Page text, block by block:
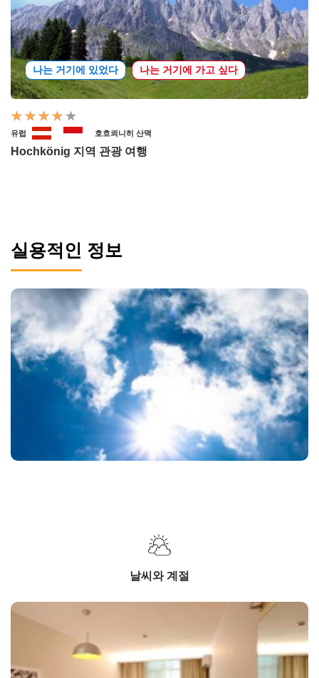
나는 거기에 있었다 나는 거기에 가고 싶다
유럽 호흐쾨니히 산맥
Hochkönig 지역 관광 여행
실용적인 정보
날씨와 계절